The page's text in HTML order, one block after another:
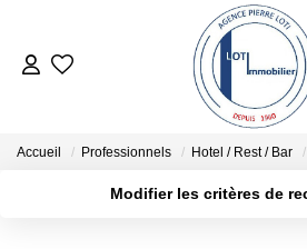
ACHETER
Accueil Professionnels Hotel / Rest / Bar
Modifier les critères de